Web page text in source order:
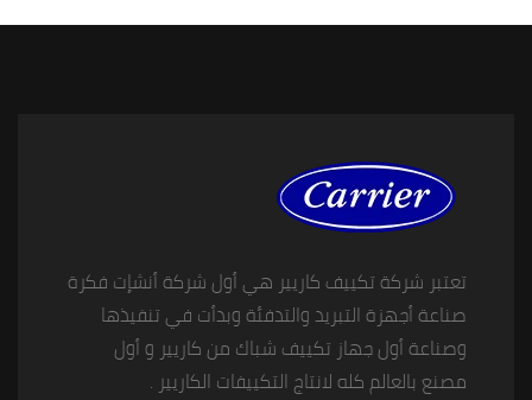
تعتبر شركة تكييف كاريير هي أول شركة أنشإت فكرة
صناعة أجهزة التبريد والتدفئة وبدأت في تنفيذها
وصناعة أول جهاز تكييف شباك من كاريير و أول
مصنع بالعالم كله لانتاج التكييفات الكاريير .